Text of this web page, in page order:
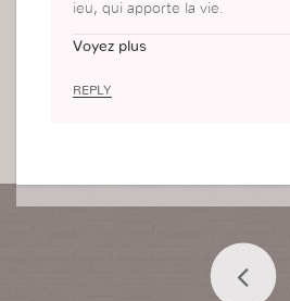
ieu, qui apporte la vie.
Voyez plus
REPLY